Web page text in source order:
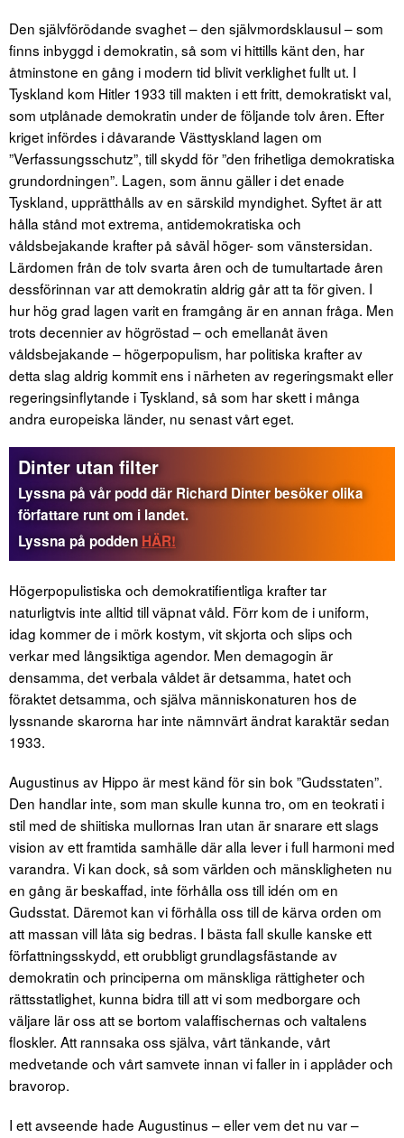
Den självförödande svaghet – den självmordsklausul – som
finns inbyggd i demokratin, så som vi hittills känt den, har
åtminstone en gång i modern tid blivit verklighet fullt ut. I
Tyskland kom Hitler 1933 till makten i ett fritt, demokratiskt val,
som utplånade demokratin under de följande tolv åren. Efter
kriget infördes i dåvarande Västtyskland lagen om
”Verfassungsschutz”, till skydd för ”den frihetliga demokratiska
grundordningen”. Lagen, som ännu gäller i det enade
Tyskland, upprätthålls av en särskild myndighet. Syftet är att
hålla stånd mot extrema, antidemokratiska och
våldsbejakande krafter på såväl höger- som vänstersidan.
Lärdomen från de tolv svarta åren och de tumultartade åren
dessförinnan var att demokratin aldrig går att ta för given. I
hur hög grad lagen varit en framgång är en annan fråga. Men
trots decennier av högröstad – och emellanåt även
våldsbejakande – högerpopulism, har politiska krafter av
detta slag aldrig kommit ens i närheten av regeringsmakt eller
regeringsinflytande i Tyskland, så som har skett i många
andra europeiska länder, nu senast vårt eget.
Dinter utan filter
Lyssna på vår podd där Richard Dinter besöker olika
författare runt om i landet.
Lyssna på podden HÄR!
Högerpopulistiska och demokratifientliga krafter tar
naturligtvis inte alltid till väpnat våld. Förr kom de i uniform,
idag kommer de i mörk kostym, vit skjorta och slips och
verkar med långsiktiga agendor. Men demagogin är
densamma, det verbala våldet är detsamma, hatet och
föraktet detsamma, och själva människonaturen hos de
lyssnande skarorna har inte nämnvärt ändrat karaktär sedan
1933.
Augustinus av Hippo är mest känd för sin bok ”Gudsstaten”.
Den handlar inte, som man skulle kunna tro, om en teokrati i
stil med de shiitiska mullornas Iran utan är snarare ett slags
vision av ett framtida samhälle där alla lever i full harmoni med
varandra. Vi kan dock, så som världen och mänskligheten nu
en gång är beskaffad, inte förhålla oss till idén om en
Gudsstat. Däremot kan vi förhålla oss till de kärva orden om
att massan vill låta sig bedras. I bästa fall skulle kanske ett
författningsskydd, ett orubbligt grundlagsfästande av
demokratin och principerna om mänskliga rättigheter och
rättsstatlighet, kunna bidra till att vi som medborgare och
väljare lär oss att se bortom valaffischernas och valtalens
floskler. Att rannsaka oss själva, vårt tänkande, vårt
medvetande och vårt samvete innan vi faller in i applåder och
bravorop.
I ett avseende hade Augustinus – eller vem det nu var –